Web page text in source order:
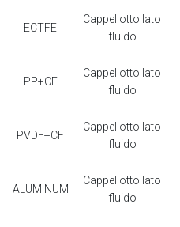
ECTFE
Cappellotto lato
fluido
PP+CF
Cappellotto lato
fluido
PVDF+CF
Cappellotto lato
fluido
ALUMINUM
Cappellotto lato
fluido